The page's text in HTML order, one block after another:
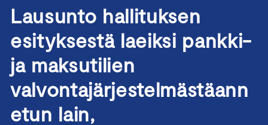
Lausunto hallituksen
esityksestä laeiksi pankki-
ja maksutilien
valvontajärjestelmästäann
etun lain,